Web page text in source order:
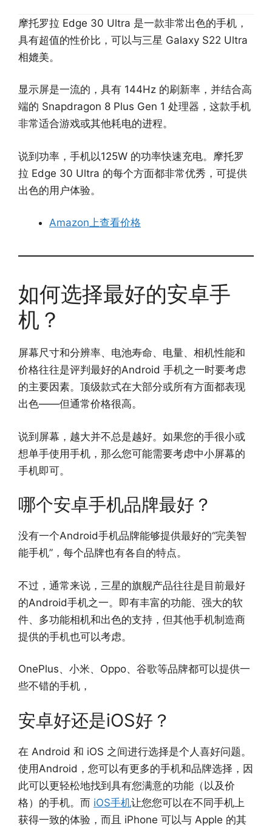
摩托罗拉 Edge 30 Ultra 是一款非常出色的手机，
具有超值的性价比，可以与三星 Galaxy S22 Ultra
相媲美。
显示屏是一流的，具有 144Hz 的刷新率，并结合高
端的 Snapdragon 8 Plus Gen 1 处理器，这款手机
非常适合游戏或其他耗电的进程。
说到功率，手机以125W 的功率快速充电。摩托罗
拉 Edge 30 Ultra 的每个方面都非常优秀，可提供
出色的用户体验。
Amazon上查看价格
如何选择最好的安卓手
机？
屏幕尺寸和分辨率、电池寿命、电量、相机性能和
价格往往是评判最好的Android 手机之一时要考虑
的主要因素。顶级款式在大部分或所有方面都表现
出色——但通常价格很高。
说到屏幕，越大并不总是越好。如果您的手很小或
想单手使用手机，那么您可能需要考虑中小屏幕的
手机即可。
哪个安卓手机品牌最好？
没有一个Android手机品牌能够提供最好的“完美智
能手机”，每个品牌也有各自的特点。
不过，通常来说，三星的旗舰产品往往是目前最好
的Android手机之一。即有丰富的功能、强大的软
件、多功能相机和出色的支持，但其他手机制造商
提供的手机也可以考虑。
OnePlus、小米、Oppo、谷歌等品牌都可以提供一
些不错的手机，
安卓好还是iOS好？
在 Android 和 iOS 之间进行选择是个人喜好问题。
使用Android，您可以有更多的手机和品牌选择，因
此可以更轻松地找到具有您满意的功能（以及价
格）的手机。而 iOS手机让您您可以在不同手机上
获得一致的体验，而且 iPhone 可以与 Apple 的其